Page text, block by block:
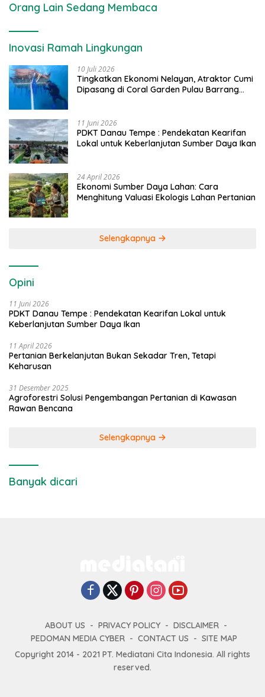
Orang Lain Sedang Membaca
Inovasi Ramah Lingkungan
10 Juli 2026
Tingkatkan Ekonomi Nelayan, Atraktor Cumi
Dipasang di Coral Garden Pulau Barrang
11 Juni 2026
PDKT Danau Tempe : Pendekatan Kearifan
Lokal untuk Keberlanjutan Sumber Daya Ikan
24 April 2026
Ekonomi Sumber Daya Lahan: Cara
Menghitung Valuasi Ekologis Lahan Pertanian
Selengkapnya
Opini
11 Juni 2026
PDKT Danau Tempe : Pendekatan Kearifan Lokal untuk
Keberlanjutan Sumber Daya Ikan
11 April 2026
Pertanian Berkelanjutan Bukan Sekadar Tren, Tetapi
Keharusan
31 Desember 2025
Agroforestri Solusi Pengembangan Pertanian di Kawasan
Rawan Bencana
Selengkapnya
Banyak dicari
ABOUT US PRIVACY POLICY
DISCLAIMER
PEDOMAN MEDIA CYBER
CONTACT US
SITE MAP
Copyright 2014 - 2021 PT. Mediatani Cita Indonesia. All rights
reserved.